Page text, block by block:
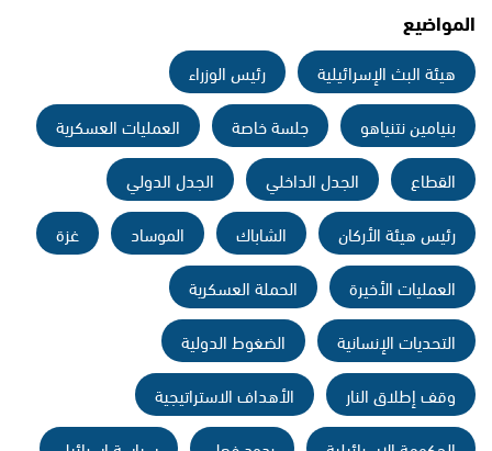
المواضيع
هيئة البث الإسرائيلية
رئيس الوزراء
بنيامين نتنياهو
جلسة خاصة
العمليات العسكرية
القطاع
الجدل الداخلي
الجدل الدولي
رئيس هيئة الأركان
الشاباك الموساد
غزة
العمليات الأخيرة
الحملة العسكرية
التحديات الإنسانية
الضغوط الدولية
وقف إطلاق النار
الأهداف الاستراتيجية